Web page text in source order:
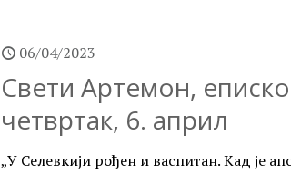
06/04/2023
Свети Артемон,
четвртак, 6. април
„У Селевкији рођен и васпитан. Кад је